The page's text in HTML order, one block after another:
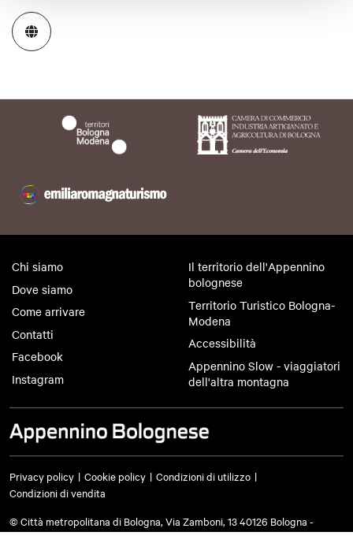
Chi siamo
Dove siamo
Come arrivare
Contatti
Facebook
Instagram
Il territorio dell'Appennino
bolognese
Territorio Turistico Bologna-
Modena
Accessibilità
Appennino Slow - viaggiatori
dell'altra montagna
Privacy policy Cookie policy
Condizioni di utilizzo
Condizioni di vendita
© Città metropolitana di Bologna, Via Zamboni, 13 40126 Bologna -